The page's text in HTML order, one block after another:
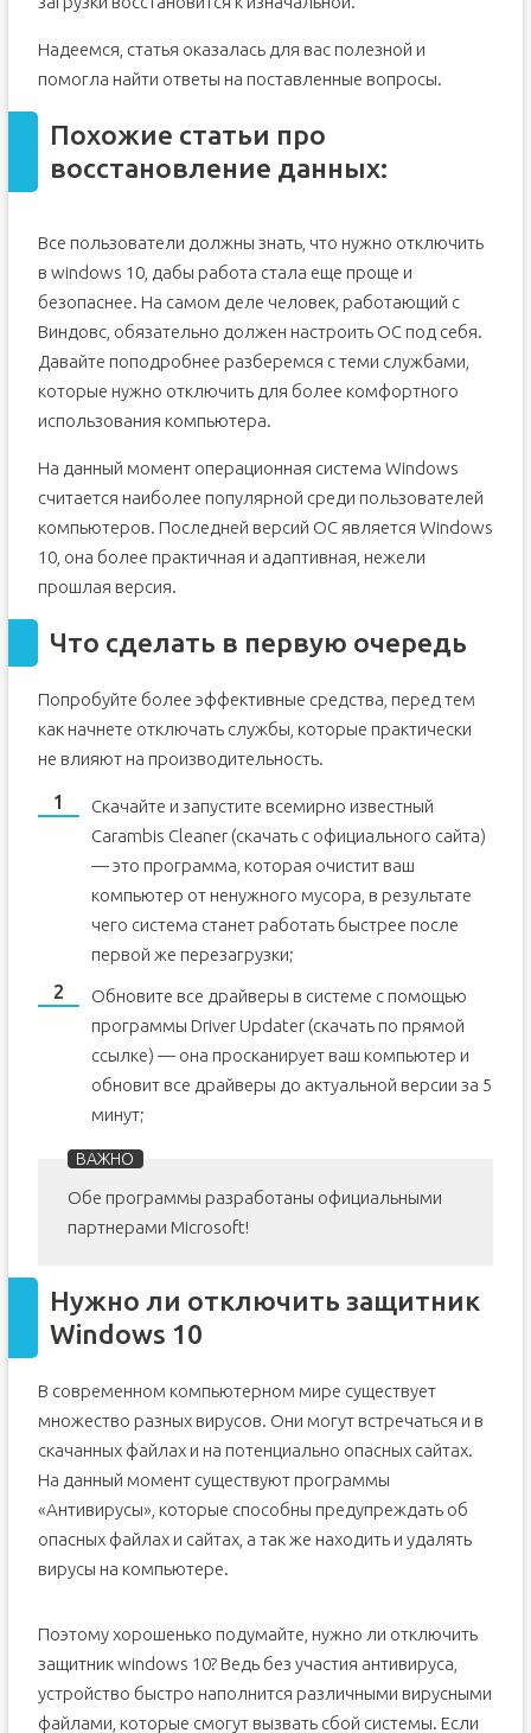
Надеемся, статья оказалась для вас полезной и
помогла найти ответы на поставленные вопросы.
Похожие статьи про
восстановление данных:
Все пользователи должны знать, что нужно отключить
в windows 10, дабы работа стала еще проще и
безопаснее. На самом деле человек, работающий с
Виндовс, обязательно должен настроить ОС под себя.
Давайте поподробнее разберемся с теми службами,
которые нужно отключить для более комфортного
использования компьютера.
На данный момент операционная система Windows
считается наиболее популярной среди пользователей
компьютеров. Последней версий ОС является Windows
10, она более практичная и адаптивная, нежели
прошлая версия.
Что сделать в первую очередь
Попробуйте более эффективные средства, перед тем
как начнете отключать службы, которые практически
не влияют на производительность.
Скачайте и запустите всемирно известный
Carambis Cleaner (скачать с официального сайта)
— это программа, которая очистит ваш
компьютер от ненужного мусора, в результате
чего система станет работать быстрее после
первой же перезагрузки;
Обновите все драйверы в системе с помощью
программы Driver Updater (скачать по прямой
ссылке) — она просканирует ваш компьютер и
обновит все драйверы до актуальной версии за 5
минут;
Обе программы разработаны официальными
партнерами Microsoft!
Нужно ли отключить защитник
Windows 10
В современном компьютерном мире существует
множество разных вирусов. Они могут встречаться и в
скачанных файлах и на потенциально опасных сайтах.
На данный момент существуют программы
«Антивирусы», которые способны предупреждать об
опасных файлах и сайтах, а так же находить и удалять
вирусы на компьютере.
Поэтому хорошенько подумайте, нужно ли отключить
защитник windows 10? Ведь без участия антивируса,
устройство быстро наполнится различными вирусными
файлами, которые смогут вызвать сбой системы. Если